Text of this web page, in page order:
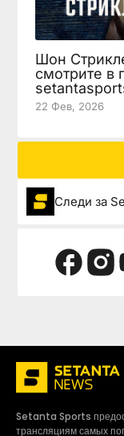
Шон
смотрите в
22 Фев, 2026
Следи за
Setanta Sports
трансляциям самых